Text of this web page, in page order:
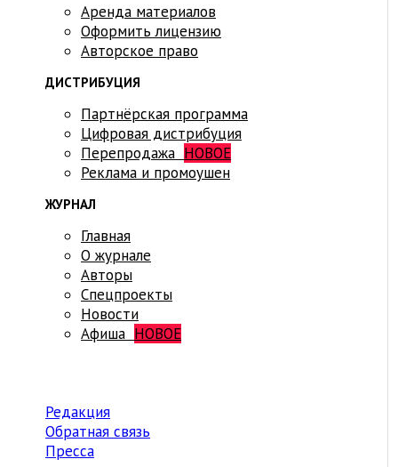
Аренда материалов
Оформить лицензию
Авторское право
ДИСТРИБУЦИЯ
Партнёрская программа
Цифровая дистрибуция
Перепродажа НОВОЕ
Реклама и промоушен
ЖУРНАЛ
Главная
О журнале
Авторы
Спецпроекты
Новости
Афиша НОВОЕ
Редакция
Обратная связь
Пресса